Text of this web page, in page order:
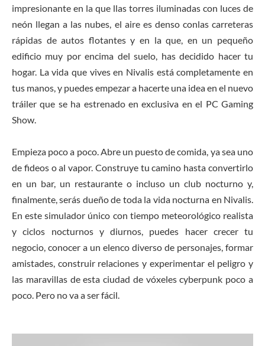
impresionante en la que llas torres iluminadas con luces de
neón llegan a las nubes, el aire es denso conlas carreteras
rápidas de autos flotantes y en la que, en un pequeño
edificio muy por encima del suelo, has decidido hacer tu
hogar. La vida que vives en Nivalis está completamente en
tus manos, y puedes empezar a hacerte una idea en el nuevo
tráiler que se ha estrenado en exclusiva en el PC Gaming
Show.
Empieza poco a poco. Abre un puesto de comida, ya sea uno
de fideos o al vapor. Construye tu camino hasta convertirlo
en un bar, un restaurante o incluso un club nocturno y,
finalmente, serás dueño de toda la vida nocturna en Nivalis.
En este simulador único con tiempo meteorológico realista
y ciclos nocturnos y diurnos, puedes hacer crecer tu
negocio, conocer a un elenco diverso de personajes, formar
amistades, construir relaciones y experimentar el peligro y
las maravillas de esta ciudad de vóxeles cyberpunk poco a
poco. Pero no va a ser fácil.